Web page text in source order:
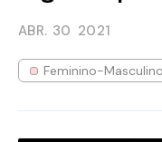
ABR. 30 2021
Feminino-Masculino